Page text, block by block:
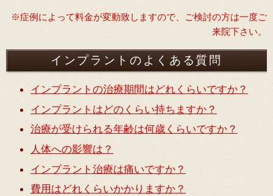
※症例によって料金が変動致しますので、ご検討の方は一度ご
来院下さい。
インプラントのよくある質問
インプラントの治療期間はどれくらいですか？
インプラントはどのくらい持ちますか？
治療が受けられる年齢は何歳くらいですか？
人体への影響は？
インプラント治療は痛いですか？
費用はどれくらいかかりますか？